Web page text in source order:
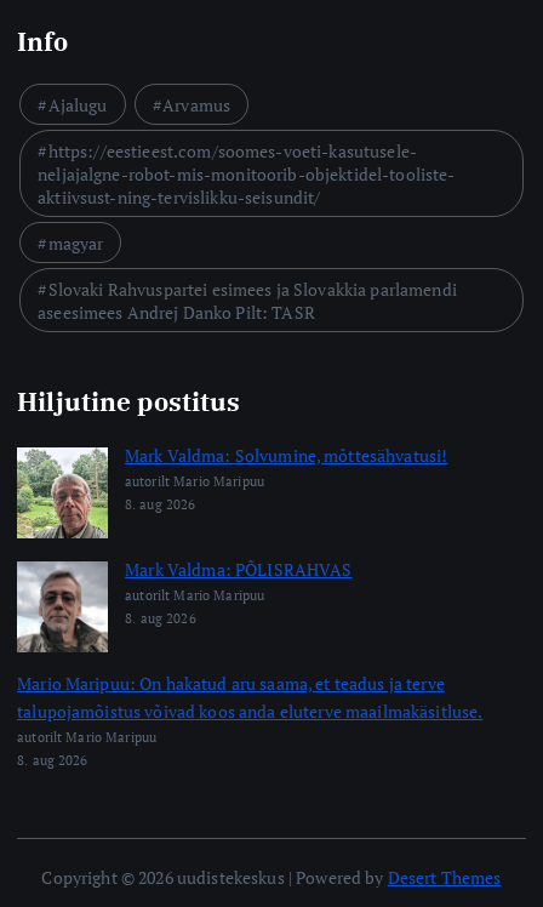
Info
Ajalugu
Arvamus
https://eestieest.com/soomes-voeti-kasutusele-
neljajalgne-robot-mis-monitoorib-objektidel-tooliste-
aktiivsust-ning-tervislikku-seisundit/
magyar
Slovaki Rahvuspartei esimees ja Slovakkia parlamendi
aseesimees Andrej Danko Pilt: TASR
Hiljutine postitus
Mark Valdma: Solvumine, mõttesähvatusi!
autorilt Mario Maripuu
8. aug 2026
Mark Valdma: PÕLISRAHVAS
autorilt Mario Maripuu
8. aug 2026
Mario Maripuu: On hakatud aru saama, et teadus ja terve
talupojamõistus võivad koos anda eluterve maailmakäsitluse.
autorilt Mario Maripuu
8. aug 2026
Copyright © 2026 uudistekeskus | Powered by Desert Themes